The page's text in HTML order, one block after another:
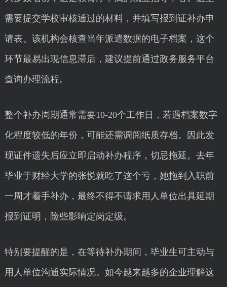
需要提交学校审核通过的材料，并填写报到证补办申
请表。该机构会核查当年派遣数据的电子档案，这个
环节最易出现信息滞后，建议提前通过政务服务平台
查询办理流程。
整个补办周期通常需要10-20个工作日，若遇档案数字
化程度较低的年份，可能还需调阅纸质存档。因此发
现证件遗失后应立即启动补办程序，切忌拖延。去年
毕业于财经大学的张悦就吃了这个亏，她拖到入职前
一周才着手补办，最终不得不请求用人单位出具延期
报到证明，险些影响定岗定级。
特别要提醒的是，在等待补办期间，毕业生可主动与
用人单位沟通实际情况。如今越来越多的企业理解这